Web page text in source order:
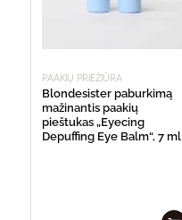
PAAKIŲ PRIEŽIŪRA
Blondesister paburkimą
mažinantis paakių
pieštukas „Eyecing
Depuffing Eye Balm“, 7 ml